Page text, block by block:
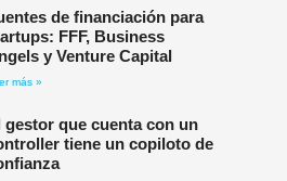
de financiación para
FFF, Business
y Venture Capital
más »
gestor que cuenta con un
tiene un copiloto de